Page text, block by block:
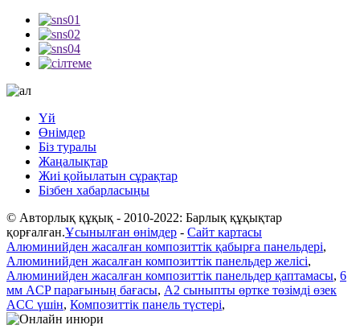
Үй
Өнімдер
Біз туралы
Жаңалықтар
Жиі қойылатын сұрақтар
Бізбен хабарласыңы
© Авторлық құқық - 2010-2022: Барлық құқықтар
қорғалған.Ұсынылған өнімдер - Сайт картасы
Алюминийден жасалған композиттік қабырға панельдері,
Алюминийден жасалған композиттік панельдер желісі,
Алюминийден жасалған композиттік панельдер қаптамасы, 6
мм ACP парағының бағасы, A2 сыныпты өртке төзімді өзек
ACC үшін, Композиттік панель түстері,